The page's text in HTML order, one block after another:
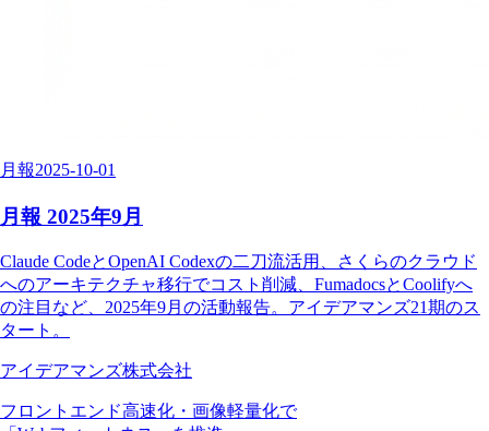
月報2025-10-01
月報 2025年9月
Claude CodeとOpenAI Codexの二刀流活用、さくらのクラウド
へのアーキテクチャ移行でコスト削減、FumadocsとCoolifyへ
の注目など、2025年9月の活動報告。アイデアマンズ21期のス
タート。
アイデアマンズ株式会社
フロントエンド高速化・画像軽量化で